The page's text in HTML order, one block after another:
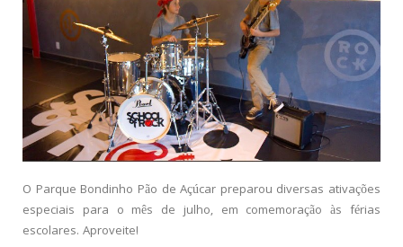
O Parque Bondinho Pão de Açúcar preparou diversas ativações
especiais para o mês de julho, em comemoração às férias
escolares. Aproveite!